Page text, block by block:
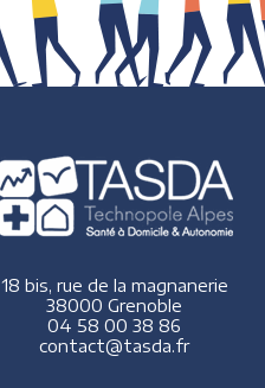
18 bis, rue de la magnanerie
38000 Grenoble
04 58 00 38 86
contact@tasda.fr